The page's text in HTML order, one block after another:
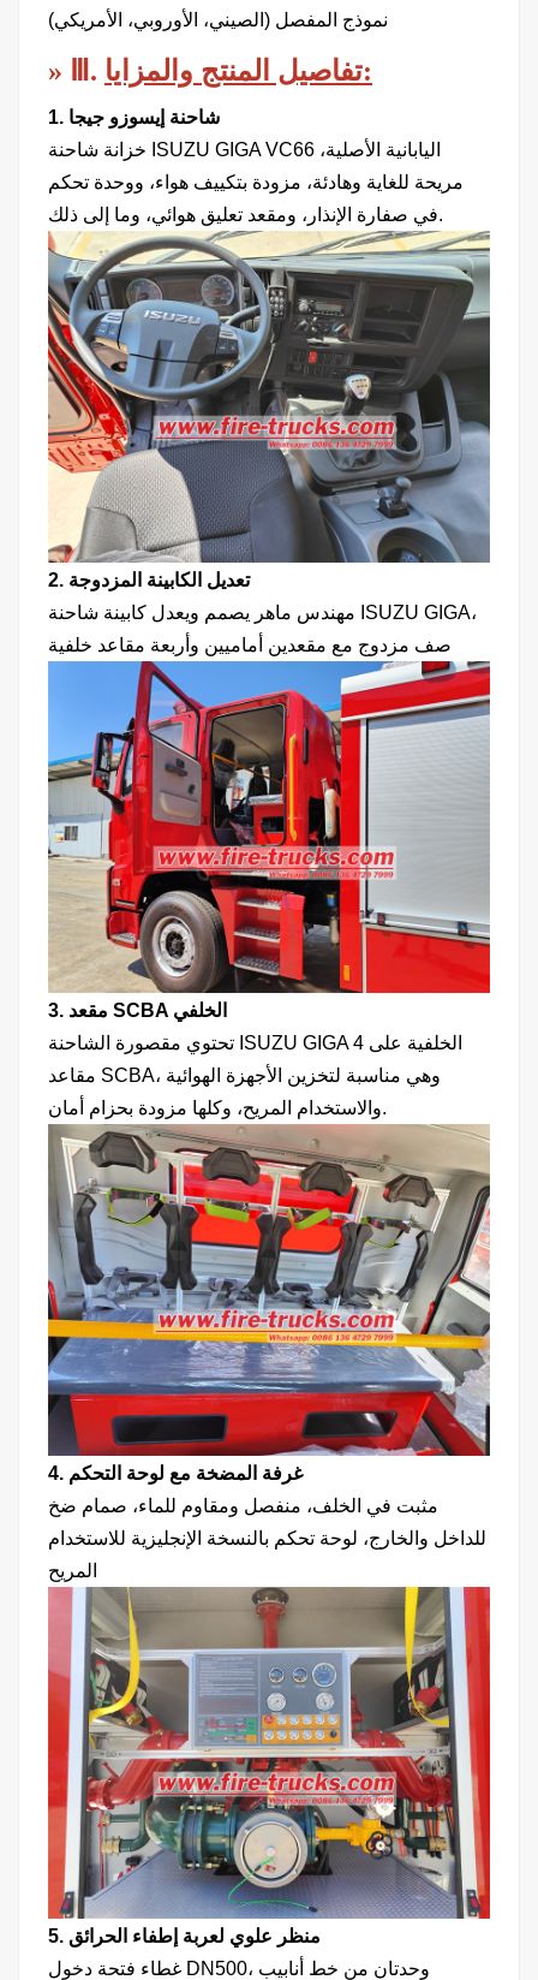
نموذج المفصل (الصيني، الأوروبي، الأمريكي)
» Ⅲ. تفاصيل المنتج والمزايا:
1. شاحنة إيسوزو جيجا
خزانة شاحنة ISUZU GIGA VC66 اليابانية الأصلية،
مريحة للغاية وهادئة، مزودة بتكييف هواء، ووحدة تحكم
في صفارة الإنذار، ومقعد تعليق هوائي، وما إلى ذلك.
2. تعديل الكابينة المزدوجة
مهندس ماهر يصمم ويعدل كابينة شاحنة ISUZU GIGA،
صف مزدوج مع مقعدين أماميين وأربعة مقاعد خلفية
3. مقعد SCBA الخلفي
تحتوي مقصورة الشاحنة ISUZU GIGA الخلفية على 4
مقاعد SCBA، وهي مناسبة لتخزين الأجهزة الهوائية
والاستخدام المريح، وكلها مزودة بحزام أمان.
4. غرفة المضخة مع لوحة التحكم
مثبت في الخلف، منفصل ومقاوم للماء، صمام ضخ
للداخل والخارج، لوحة تحكم بالنسخة الإنجليزية للاستخدام
المريح
5. منظر علوي لعربة إطفاء الحرائق
غطاء فتحة دخول DN500، وحدتان من خط أنابيب